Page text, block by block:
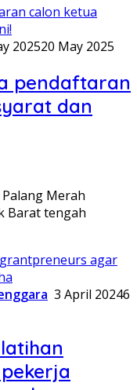
202520 May 2025
pendaftaran
dan
Merah
Barat tengah
3 April 20246